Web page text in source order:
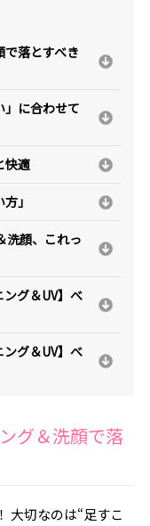
落とすべき
」に合わせて
快適
」
洗顔、これっ
ング＆UV】べ
ング＆UV】べ
グ＆洗顔で落
大切なのは“足すこ